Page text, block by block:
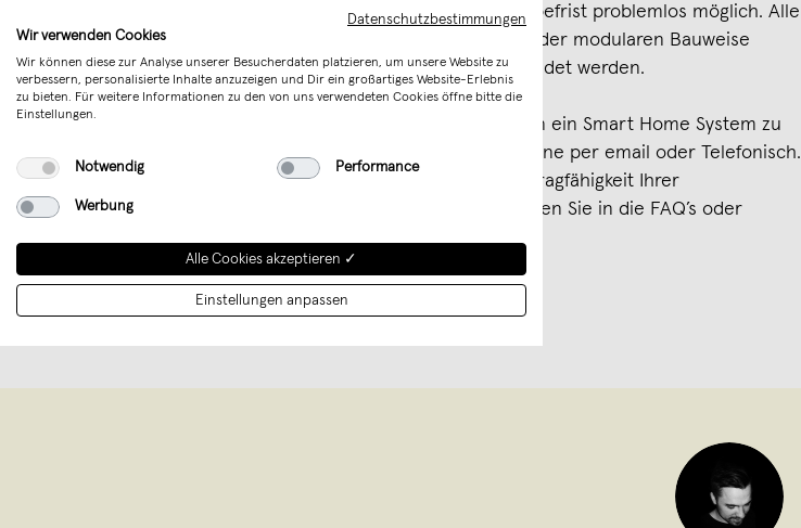
innerhalb der vierwöchigen Rückgabefrist problemlos möglich. Alle
Teile der Leuchte können aufgrund der modularen Bauweise
ressourcenschonend wieder verwendet werden.
Sollten Sie planen, Ihre C-Leuchte in ein Smart Home System zu
integrieren, kontaktieren Sie uns gerne per email oder Telefonisch.
Bitte achten Sie auf ausreichende Tragfähigkeit Ihrer
Deckenkonstruktion. Bei Fragen sehen Sie in die FAQ’s oder
Merken
Datenschutzbestimmungen
Wir verwenden Cookies
Wir können diese zur Analyse unserer Besucherdaten platzieren, um unsere Website zu
verbessern, personalisierte Inhalte anzuzeigen und Dir ein großartiges Website-Erlebnis
zu bieten. Für weitere Informationen zu den von uns verwendeten Cookies öffne bitte die
Einstellungen.
Notwendig Performance
Werbung
Alle Cookies akzeptieren ✓
Einstellungen anpassen